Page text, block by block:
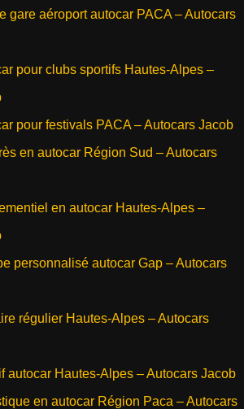
gare aéroport autocar PACA – Autocars
pour clubs sportifs Hautes-Alpes –
pour festivals PACA – Autocars Jacob
en autocar Région Sud – Autocars
en autocar Hautes-Alpes –
personnalisé autocar Gap – Autocars
régulier Hautes-Alpes – Autocars
autocar Hautes-Alpes – Autocars Jacob
en autocar Région Paca – Autocars